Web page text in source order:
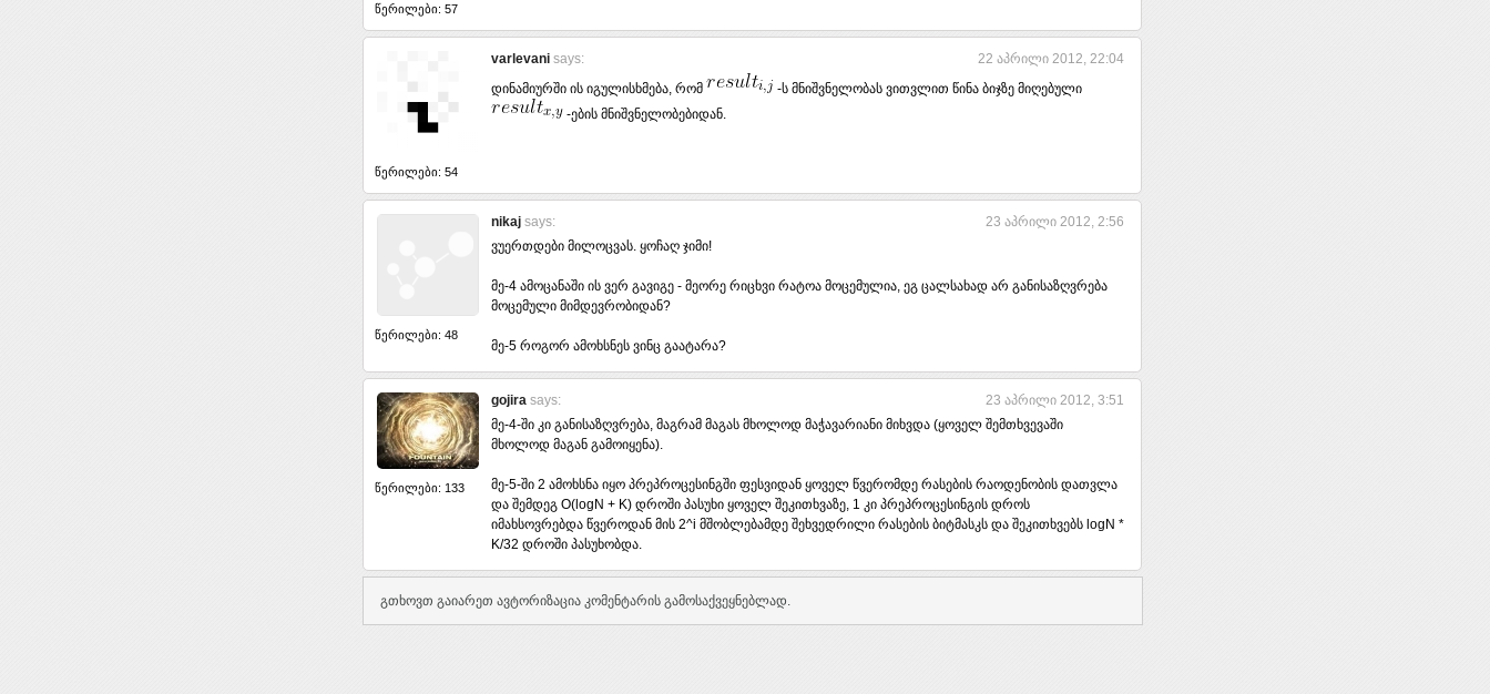
წერილები: 57
წერილები: 54
varlevani says:
22 აპრილი 2012, 22:04
დინამიურში ის იგულისხმება, რომ
-ს მნიშვნელობას ვითვლით წინა ბიჯზე მიღებული
-ების მნიშვნელობებიდან.
წერილები: 48
nikaj says:
23 აპრილი 2012, 2:56
ვუერთდები მილოცვას. ყოჩაღ ჯიმი!
მე-4 ამოცანაში ის ვერ გავიგე - მეორე რიცხვი რატოა მოცემულია, ეგ ცალსახად არ განისაზღვრება
მოცემული მიმდევრობიდან?
მე-5 როგორ ამოხსნეს ვინც გაატარა?
წერილები: 133
gojira says:
23 აპრილი 2012, 3:51
მე-4-ში კი განისაზღვრება, მაგრამ მაგას მხოლოდ მაჭავარიანი მიხვდა (ყოველ შემთხვევაში
მხოლოდ მაგან გამოიყენა).
მე-5-ში 2 ამოხსნა იყო პრეპროცესინგში ფესვიდან ყოველ წვერომდე რასების რაოდენობის დათვლა
და შემდეგ O(logN + K) დროში პასუხი ყოველ შეკითხვაზე, 1 კი პრეპროცესინგის დროს
იმახსოვრებდა წვეროდან მის 2^i მშობლებამდე შეხვედრილი რასების ბიტმასკს და შეკითხვებს logN *
K/32 დროში პასუხობდა.
გთხოვთ გაიარეთ ავტორიზაცია კომენტარის გამოსაქვეყნებლად.